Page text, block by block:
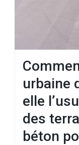
urbaine
elle
des
béton